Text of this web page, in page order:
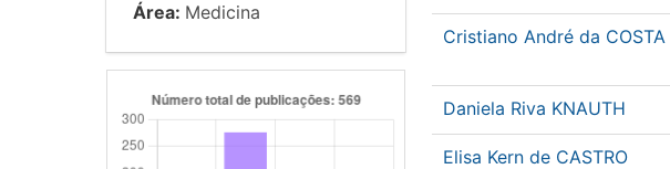
Área: Medicina
Cristiano André da COSTA
Daniela Riva KNAUTH
Elisa Kern de CASTRO